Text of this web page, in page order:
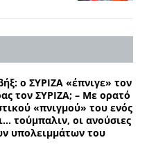
ο ΣΥΡΙΖΑ «έπνιγε» τον
τον ΣΥΡΙΖΑ; – Με ορατό
«πνιγμού» του ενός
τούμπαλιν, οι ανούσιες
υπολειμμάτων του